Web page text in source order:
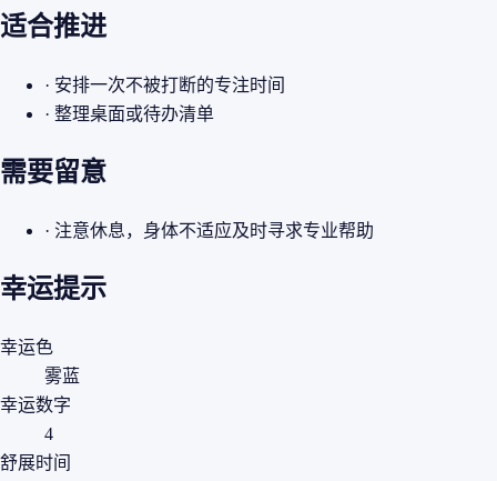
适合推进
· 安排一次不被打断的专注时间
· 整理桌面或待办清单
需要留意
· 注意休息，身体不适应及时寻求专业帮助
幸运提示
幸运色
雾蓝
幸运数字
4
舒展时间